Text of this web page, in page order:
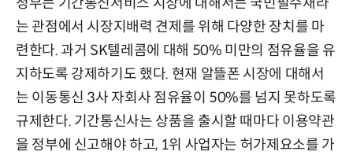
는 관점에서 시장지배력 견제를 위해 다양한 장치를 마
련한다. 과거 SK텔레콤에 대해 50% 미만의 점유율을 유
지하도록 강제하기도 했다. 현재 알뜰폰 시장에 대해서
는 이동통신 3사 자회사 점유율이 50%를 넘지 못하도록
규제한다. 기간통신사는 상품을 출시할 때마다 이용약관
을 정부에 신고해야 하고, 1위 사업자는 허가제요소를 가